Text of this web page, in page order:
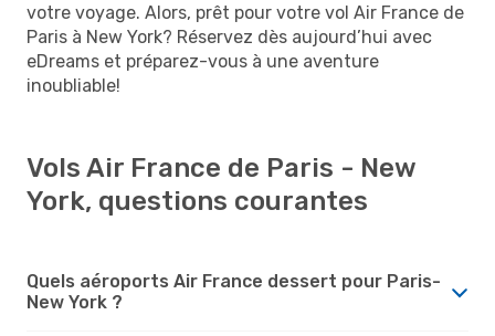
votre voyage. Alors, prêt pour votre vol Air France de
Paris à New York? Réservez dès aujourd’hui avec
eDreams et préparez-vous à une aventure
inoubliable!
Vols Air France de Paris - New
York, questions courantes
Quels aéroports Air France dessert pour Paris-
New York ?